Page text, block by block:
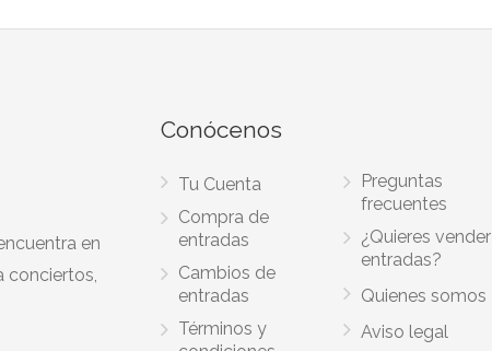
en
conciertos,
Conócenos
Tu Cuenta
Compra de
entradas
Cambios de
entradas
Términos y
Preguntas
frecuentes
¿Quieres vender
entradas?
Quienes somos
Aviso legal